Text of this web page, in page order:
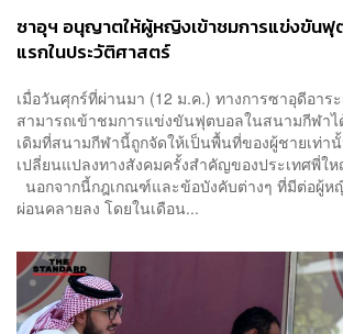
ซาอุฯ อนุญาตให้ผู้หญิงเข้าชมการแข่งขันฟุ
แรกในประวัติศาสตร์
เมื่อวันศุกร์ที่ผ่านมา (12 ม.ค.) ทางการซาอุดีอาร
สามารถเข้าชมการแข่งขันฟุตบอลในสนามกีฬาไ
เดิมที่สนามกีฬานี้ถูกจัดให้เป็นพื้นที่ของผู้ชายเท่า
เปลี่ยนแปลงทางสังคมครั้งสำคัญของประเทศพี่ใ
นอกจากนี้กฎเกณฑ์และข้อบังคับต่างๆ ที่มีต่อผู้ห
ผ่อนคลายลง โดยในเดือน...